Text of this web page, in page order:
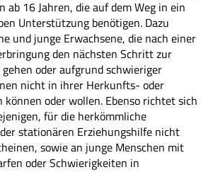
ab 16 Jahren, die auf dem Weg in ein
Unterstützung benötigen. Dazu
und junge Erwachsene, die nach einer
den nächsten Schritt zur
oder aufgrund schwieriger
nicht in ihrer Herkunfts- oder
können oder wollen. Ebenso richtet sich
für die herkömmliche
stationären Erziehungshilfe nicht
sowie an junge Menschen mit
oder Schwierigkeiten in